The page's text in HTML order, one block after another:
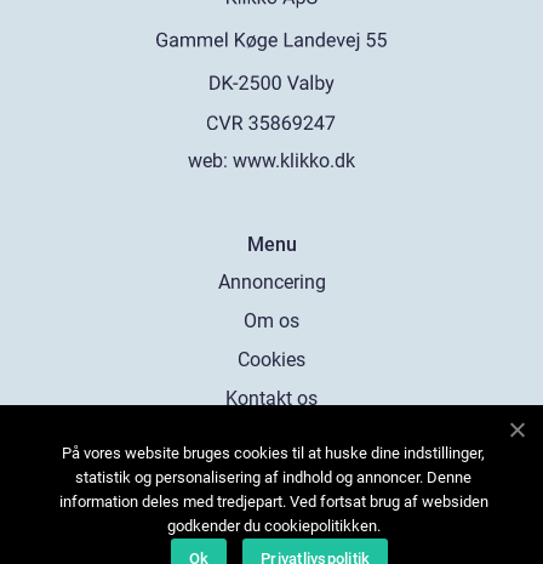
web: www.klikko.dk
Menu
Annoncering
Om os
Cookies
Kontakt os
På vores website bruges cookies til at huske dine indstillinger,
statistik og personalisering af indhold og annoncer. Denne
information deles med tredjepart. Ved fortsat brug af websiden
godkender du cookiepolitikken.
Ok
Privatlivspolitik